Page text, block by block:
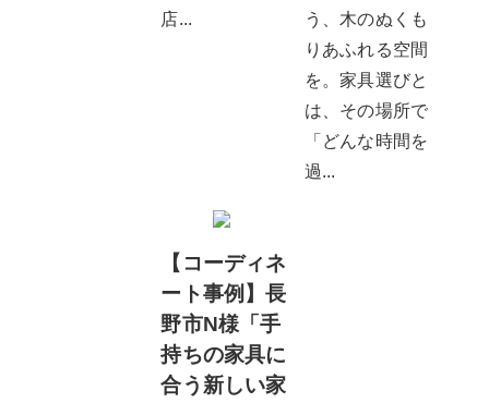
店...
う、木のぬくも
りあふれる空間
を。家具選びと
は、その場所で
「どんな時間を
過...
【コーディネ
ート事例】長
野市N様「手
持ちの家具に
合う新しい家